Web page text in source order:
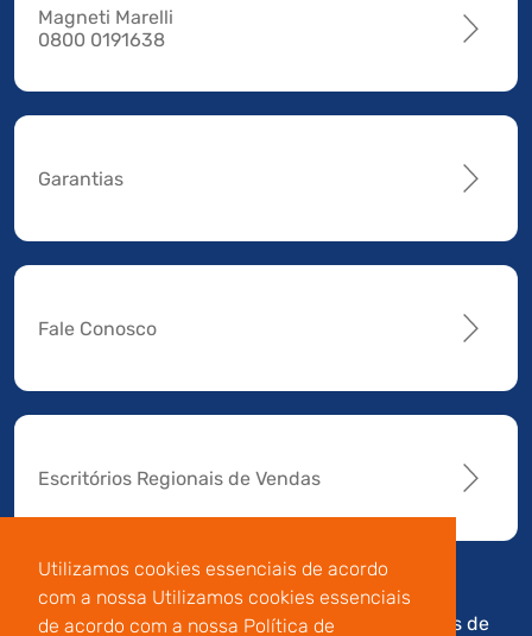
Utilizamos cookies essenciais de acordo
com a nossa Utilizamos cookies essenciais
de acordo com a nossa Política de
Magneti Marelli
0800 0191638
Garantias
Fale Conosco
Escritórios Regionais de Vendas
Av. Manoel da Nóbrega,
Termos de
Código de